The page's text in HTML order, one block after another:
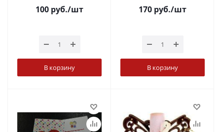
100 руб./шт
В корзину
170 руб./шт
В корзину